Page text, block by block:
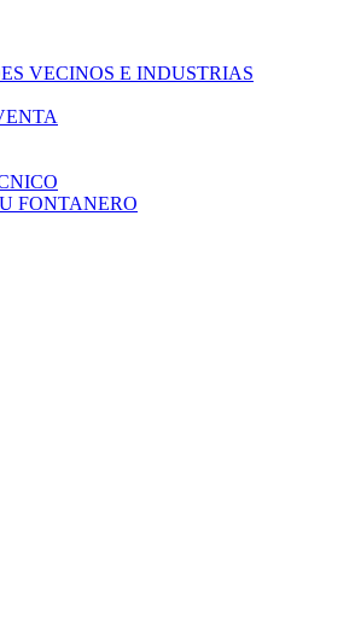
VECINOS E INDUSTRIAS
FONTANERO